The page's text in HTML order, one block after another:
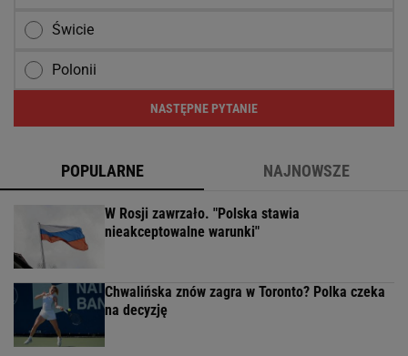
Świcie
Polonii
NASTĘPNE PYTANIE
POPULARNE NAJNOWSZE
W Rosji zawrzało. "Polska stawia
nieakceptowalne warunki"
Chwalińska znów zagra w Toronto? Polka czeka
na decyzję